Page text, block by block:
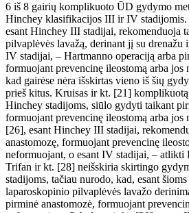
6 iš 8 gairių komplikuoto ŪD gydymo
Hinchey klasifikacijos III ir IV stadijomis.
esant Hinchey III stadijai, rekomenduoja
pilvaplėvės lavažą, derinant jį su drenažu
IV stadijai, – Hartmanno operaciją arba
formuojant prevencinę ileostomą arba jos
kad gairėse nėra išskirtas vieno iš šių
prieš kitus. Kruisas ir kt. [21] komplikuotą
Hinchey stadijoms, siūlo gydyti taikant
formuojant prevencinę ileostomą arba jos
[26], esant Hinchey III stadijai,
anastomozę, formuojant prevencinę
neformuojant, o esant IV stadijai, – atlikti
Trifan ir kt. [28] neišskiria skirtingo
stadijoms, tačiau nurodo, kad, esant
laparoskopinio pilvaplėvės lavažo
pirminė anastomozė, formuojant prevencin